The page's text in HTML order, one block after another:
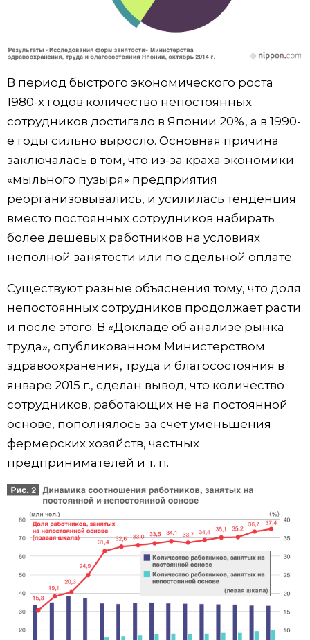
В период быстрого экономического роста
1980-х годов количество непостоянных
сотрудников достигало в Японии 20%, а в 1990-
е годы сильно выросло. Основная причина
заключалась в том, что из-за краха экономики
«мыльного пузыря» предприятия
реорганизовывались, и усилилась тенденция
вместо постоянных сотрудников набирать
более дешёвых работников на условиях
неполной занятости или по сдельной оплате.
Существуют разные объяснения тому, что доля
непостоянных сотрудников продолжает расти
и после этого. В «Докладе об анализе рынка
труда», опубликованном Министерством
здравоохранения, труда и благосостояния в
январе 2015 г., сделан вывод, что количество
сотрудников, работающих не на постоянной
основе, пополнялось за счёт уменьшения
фермерских хозяйств, частных
предпринимателей и т. п.